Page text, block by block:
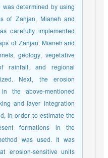
was determined by using
of Zanjan, Mianeh and
carefully implemented
of Zanjan, Mianeh and
geology, vegetative
rainfall, and regional
Next, the erosion
the above-mentioned
and layer integration
in order to estimate the
formations in the
was used. It was
erosion-sensitive units